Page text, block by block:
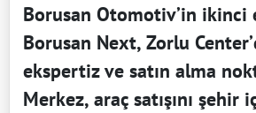
Borusan Otomotiv’in ikinci
Borusan Next, Zorlu
ekspertiz ve satın alma
Merkez, araç satışını şehir